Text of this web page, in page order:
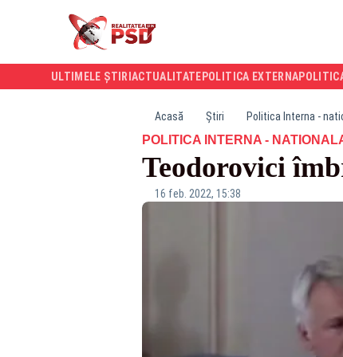
ULTIMELE ȘTIRI ACTUALITATE POLITICA EXTERNA
Acasă Știri Politica Interna -
POLITICA INTERNA -
Teodorovici
16 feb. 2022, 15:38